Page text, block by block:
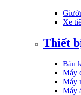
Xe
Thiết
Bàn
Máy
Máy
Máy